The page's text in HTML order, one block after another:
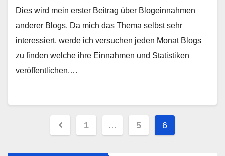
Dies wird mein erster Beitrag über Blogeinnahmen
anderer Blogs. Da mich das Thema selbst sehr
interessiert, werde ich versuchen jeden Monat Blogs
zu finden welche ihre Einnahmen und Statistiken
veröffentlichen.…
Seitennummerierung
1 … 5 6